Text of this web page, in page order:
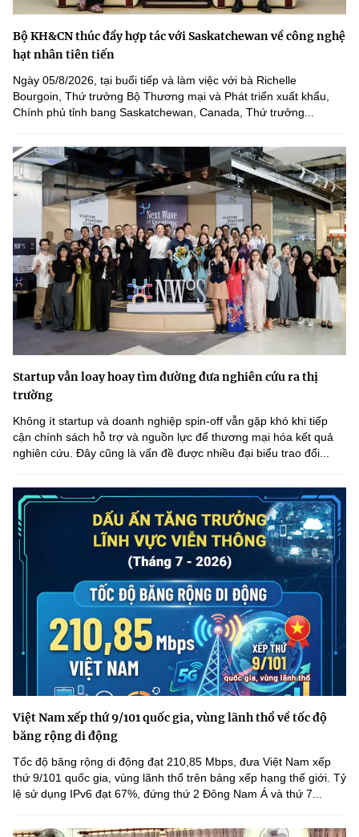
Bộ KH&CN thúc đẩy hợp tác với Saskatchewan về công nghệ
hạt nhân tiên tiến
Ngày 05/8/2026, tại buổi tiếp và làm việc với bà Richelle
Bourgoin, Thứ trưởng Bộ Thương mại và Phát triển xuất khẩu,
Chính phủ tỉnh bang Saskatchewan, Canada, Thứ trưởng...
Startup vẫn loay hoay tìm đường đưa nghiên cứu ra thị
trường
Không ít startup và doanh nghiệp spin-off vẫn gặp khó khi tiếp
cận chính sách hỗ trợ và nguồn lực để thương mại hóa kết quả
nghiên cứu. Đây cũng là vấn đề được nhiều đại biểu trao đổi...
Việt Nam xếp thứ 9/101 quốc gia, vùng lãnh thổ về tốc độ
băng rộng di động
Tốc độ băng rộng di động đạt 210,85 Mbps, đưa Việt Nam xếp
thứ 9/101 quốc gia, vùng lãnh thổ trên bảng xếp hạng thế giới. Tỷ
lệ sử dụng IPv6 đạt 67%, đứng thứ 2 Đông Nam Á và thứ 7...